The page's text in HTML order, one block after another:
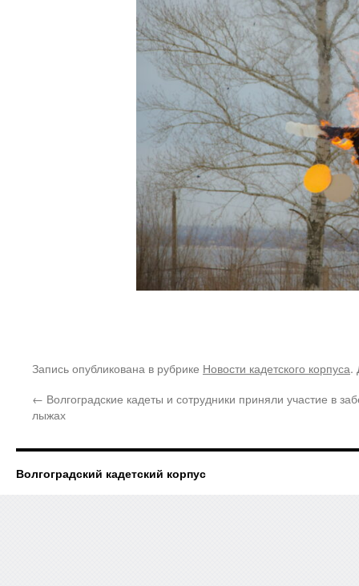
Запись опубликована в рубрике Новости кадетского корпуса.
← Волгоградские кадеты и сотрудники приняли участие в
лыжах
Волгоградский кадетский корпус